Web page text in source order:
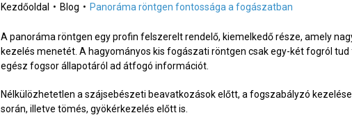
Kezdőoldal Blog Panoráma röntgen fontossága a fogászatban
A panoráma röntgen egy profin felszerelt rendelő, kiemelkedő része, amely
kezelés menetét. A hagyományos kis fogászati röntgen csak egy-két fogról
egész fogsor állapotáról ad átfogó információt.
Nélkülözhetetlen a szájsebészeti beavatkozások előtt, a fogszabályzó
során, illetve tömés, gyökérkezelés előtt is.